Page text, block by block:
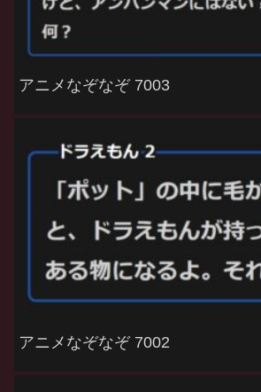
アニメなぞなぞ 7003
アニメなぞなぞ 7002